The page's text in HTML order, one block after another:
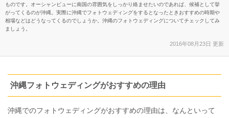
ものです。オーシャンビューに南国の雰囲気をしっかり絡ませたいのであれば、候補として挙
がってくるのが沖縄。実際に沖縄でフォトウェディングをするとなったときおすすめの時期や
相場などはどうなってくるのでしょうか。沖縄のフォトウェディングについてチェックしてみ
ましょう。
2016年08月23日 更新
沖縄フォトウェディングがおすすめの理由
沖縄でのフォトウェディングがおすすめの理由は、なんといって